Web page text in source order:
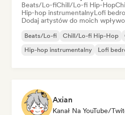
Beats/Lo-fiChill/Lo-fi Hip-Hop
Hip-hop instrumentalnyLofi
Dodaj artystów do moich
Beats/Lo-fi Chill/Lo-fi Hip-Hop
Hip-hop instrumentalny
Lofi
Axian
Kanał Na YouTube/